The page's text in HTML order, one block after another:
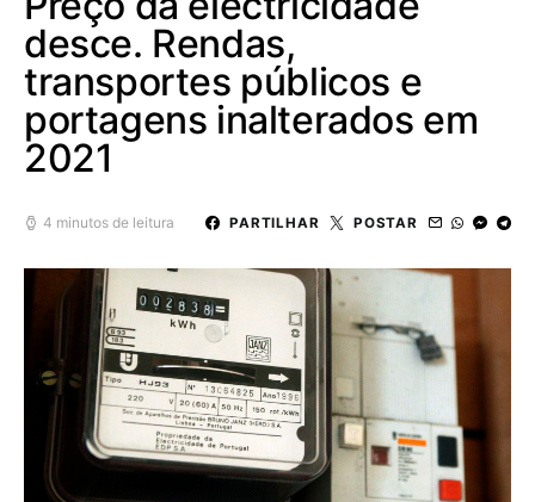
desce. Rendas,
transportes públicos e
portagens inalterados em
2021
4 minutos de leitura PARTILHAR POSTAR